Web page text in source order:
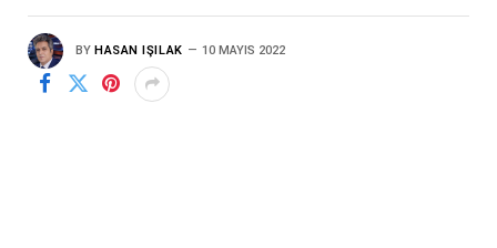
BY HASAN IŞILAK 10 MAYIS 2022